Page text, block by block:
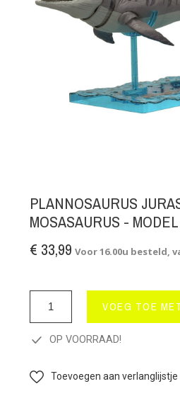
PLANNOSAURUS
MOSASAURUS -
€ 33,99 Voor 16.00u besteld,
VOEG TOE
OP VOORRAAD!
Toevoegen aan verlanglijstje